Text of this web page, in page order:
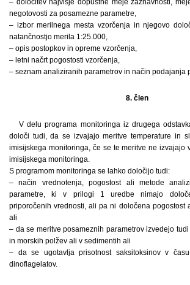
negotovosti za posamezne parametre,
– izbor merilnega mesta vzorčenja in njegovo
natančnostjo merila 1:25.000,
– opis postopkov in opreme vzorčenja,
– letni načrt pogostosti vzorčenja,
– seznam analiziranih parametrov in način podajanja
8. člen
V delu programa monitoringa iz drugega
določi tudi, da se izvajajo meritve temperature in
imisijskega monitoringa, če se te meritve ne izvajajo
imisijskega monitoringa.
S programom monitoringa se lahko določijo tudi:
– način vrednotenja, pogostost ali metode
parametre, ki v prilogi 1 uredbe nimajo
priporočenih vrednosti, ali pa ni določena pogostost
ali
– da se meritve posameznih parametrov izvedejo
in morskih polžev ali v sedimentih ali
– da se ugotavlja prisotnost saksitoksinov v
dinoflagelatov.